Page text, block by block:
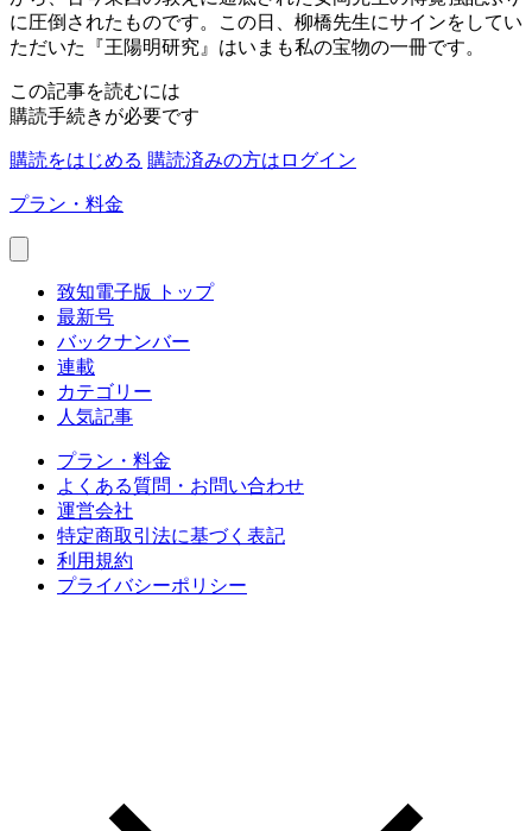
に圧倒されたものです。この日、柳橋先生にサインをしてい
ただいた『王陽明研究』はいまも私の宝物の一冊です。
この記事を読むには
購読手続きが必要です
購読をはじめる 購読済みの方はログイン
プラン・料金
致知電子版 トップ
最新号
バックナンバー
連載
カテゴリー
人気記事
プラン・料金
よくある質問・お問い合わせ
運営会社
特定商取引法に基づく表記
利用規約
プライバシーポリシー